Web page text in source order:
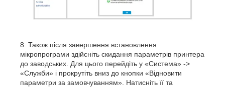
Також після завершення встановлення
мікропрограми здійсніть скидання параметрів принтера
до заводських. Для цього перейдіть у «Система» ->
«Служби» і прокрутіть вниз до кнопки «Відновити
параметри за замовчуванням». Натисніть її та